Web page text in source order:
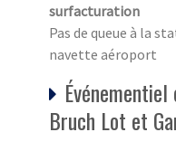
surfacturation
Pas de queue à la
navette aéroport
Bruch Lot et